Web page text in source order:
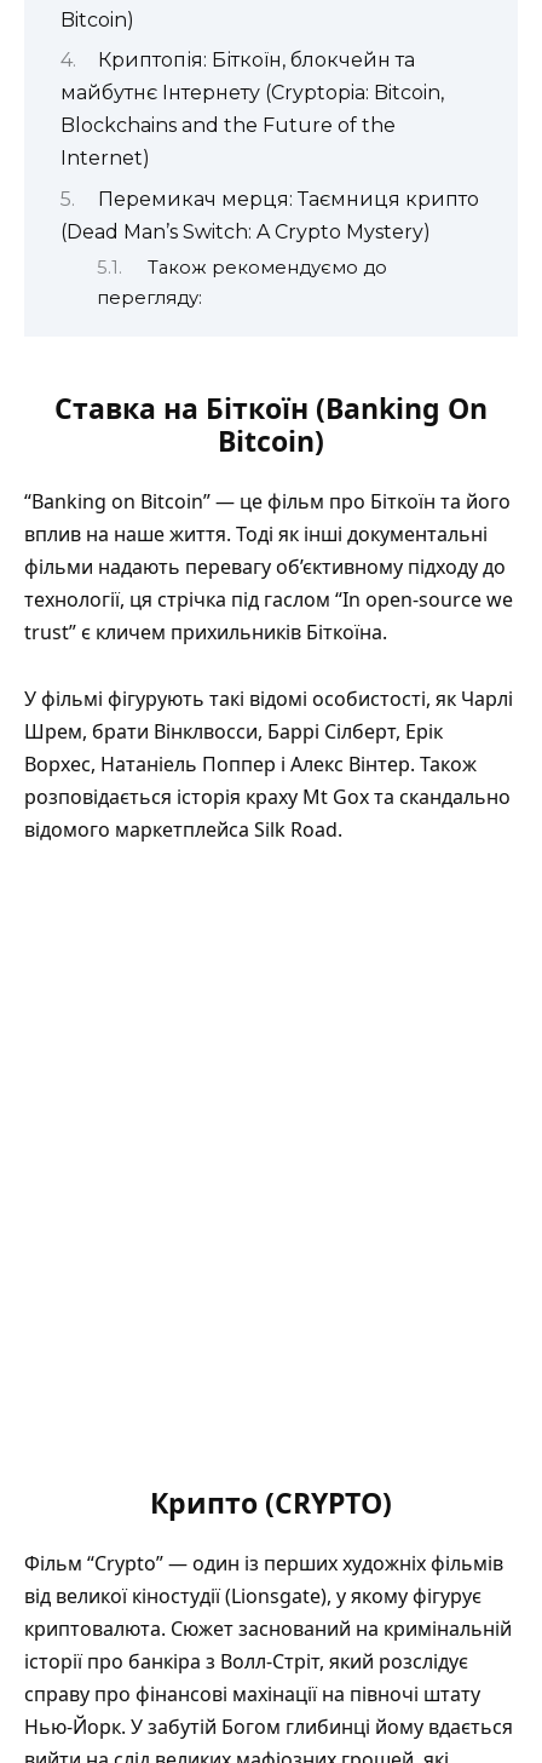
Bitcoin)
Криптопія: Біткоїн, блокчейн та
майбутнє Інтернету (Cryptopia: Bitcoin,
Blockchains and the Future of the
Internet)
Перемикач мерця: Таємниця крипто
(Dead Man’s Switch: A Crypto Mystery)
Також рекомендуємо до
перегляду:
Ставка на Біткоїн (Banking On
Bitcoin)
“Banking on Bitcoin” — це фільм про Біткоїн та його
вплив на наше життя. Тоді як інші документальні
фільми надають перевагу об’єктивному підходу до
технології, ця стрічка під гаслом “In open-source we
trust” є кличем прихильників Біткоїна.
У фільмі фігурують такі відомі особистості, як Чарлі
Шрем, брати Вінклвосси, Баррі Сілберт, Ерік
Ворхес, Натаніель Поппер і Алекс Вінтер. Також
розповідається історія краху Mt Gox та скандально
відомого маркетплейса Silk Road.
Крипто (CRYPTO)
Фільм “Crypto” — один із перших художніх фільмів
від великої кіностудії (Lionsgate), у якому фігурує
криптовалюта. Сюжет заснований на кримінальній
історії про банкіра з Волл-Стріт, який розслідує
справу про фінансові махінації на півночі штату
Нью-Йорк. У забутій Богом глибинці йому вдається